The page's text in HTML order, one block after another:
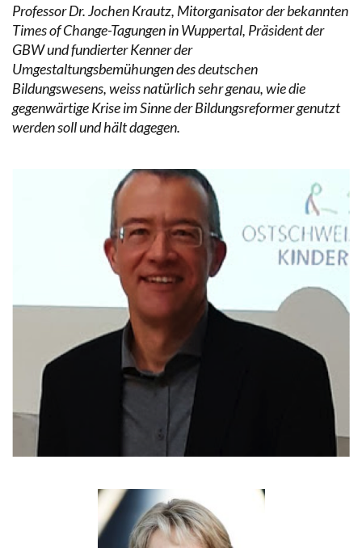
Professor Dr. Jochen Krautz, Mitorganisator der bekannten
Times of Change-Tagungen in Wuppertal, Präsident der
GBW und fundierter Kenner der
Umgestaltungsbemühungen des deutschen
Bildungswesens, weiss natürlich sehr genau, wie die
gegenwärtige Krise im Sinne der Bildungsreformer genutzt
werden soll und hält dagegen.